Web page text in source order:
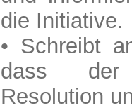
die Initiative.
• Schreibt
dass der
Resolution